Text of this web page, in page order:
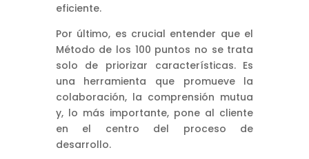
eficiente.
Por último, es crucial entender que el
Método de los 100 puntos no se trata
solo de priorizar características. Es
una herramienta que promueve la
colaboración, la comprensión mutua
y, lo más importante, pone al cliente
en el centro del proceso de
desarrollo.